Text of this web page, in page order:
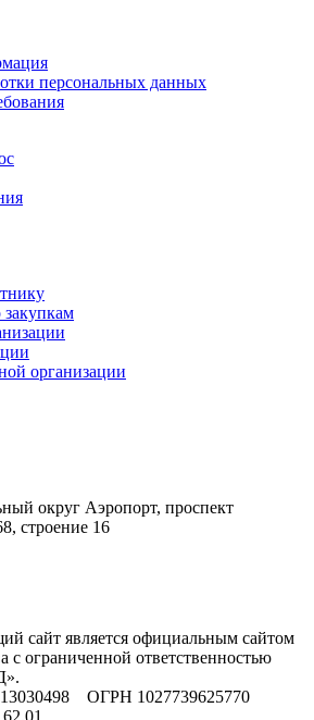
персональных данных
организации
округ Аэропорт, проспект
строение 16
сайт является официальным сайтом
с ограниченной ответственностью
ОГРН 1027739625770